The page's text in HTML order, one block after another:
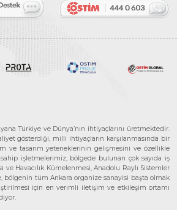
Türkiye ve Dünya’nın ihtiyaçlarını üretmektedir.
gösterdiği, milli ihtiyaçların karşılanmasında bir
ve tasarım yeteneklerinin gelişmesini ve özellikle
işletmelerimiz, bölgede bulunan çok sayıda iş
Havacılık Kümelenmesi, Anadolu Raylı Sistemler
bölgenin tüm Ankara organize sanayisi başta olmak
için en verimli iletişim ve etkileşim ortamı